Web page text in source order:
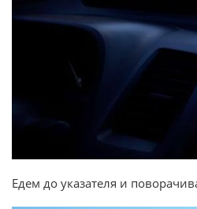
Едем до указателя и